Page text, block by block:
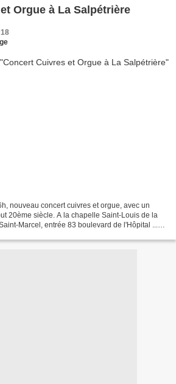
Orgue à La Salpétrière
nouveau concert cuivres et orgue, avec un
20ème siècle. A la chapelle Saint-Louis de la
Marcel, entrée 83 boulevard de l'Hôpital ...